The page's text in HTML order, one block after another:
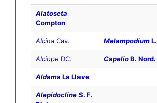
Alatoseta
Compton
Alcina Cav. MelampodiumL.
Alciope DC. CapelioB. Nord.
Aldama La Llave
AlepidoclineS. F.